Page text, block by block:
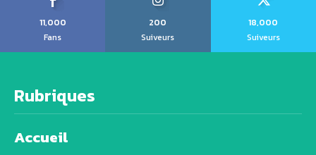
11,000
Fans
200
Suiveurs
18,000
Suiveurs
Rubriques
Accueil